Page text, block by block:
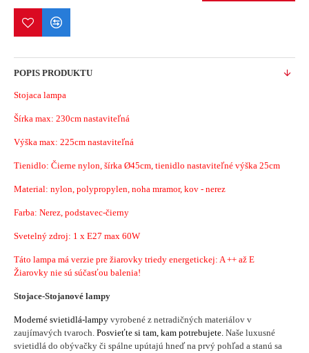
POPIS PRODUKTU
Stojaca lampa
Šírka max: 230cm nastaviteľná
Výška max: 225cm nastaviteľná
Tienidlo: Čierne nylon, šírka Ø45cm, tienidlo nastaviteľné výška 25cm
Material: nylon, polypropylen, noha mramor, kov - nerez
Farba: Nerez, podstavec-čierny
Svetelný zdroj: 1 x E27 max 60W
Táto lampa má verzie pre žiarovky triedy energetickej: A ++ až E
Žiarovky nie sú súčasťou balenia!
Stojace-Stojanové lampy
Moderné svietidlá-lampy vyrobené z netradičných materiálov v
zaujímavých tvaroch. Posvieťte si tam, kam potrebujete. Naše luxusné
svietidlá do obývačky či spálne upútajú hneď na prvý pohľad a stanú sa